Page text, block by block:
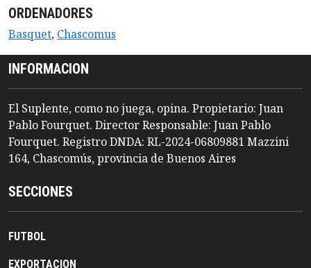
ORDENADORES
Basquet, Chascomus
INFORMACION
El Suplente, como no juega, opina. Propietario: Juan
Pablo Fourquet. Director Responsable: Juan Pablo
Fourquet. Registro DNDA: RL-2024-06809881 Mazzini
164, Chascomús, provincia de Buenos Aires
SECCIONES
FUTBOL
EXPORTACION